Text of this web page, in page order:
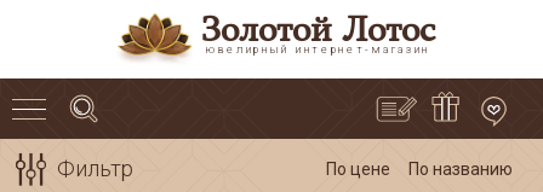
Золотой Лотос
ювелирный интернет-магазин
Фильтр По цене По названию